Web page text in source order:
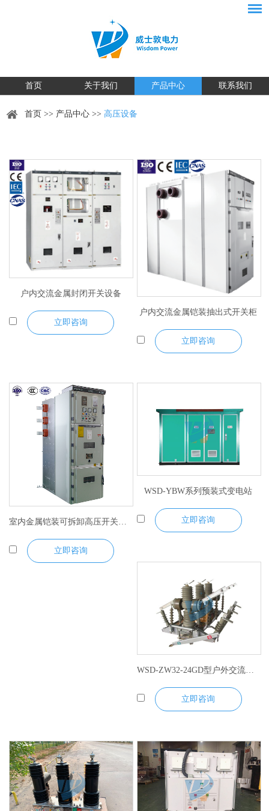
首页 关于我们 产品中心 联系我们
首页 >> 产品中心 >> 高压设备
户内交流金属封闭开关设备
立即咨询
户内交流金属铠装抽出式开关柜
立即咨询
立即咨询
WSD-YBW系列预装式变电站
立即咨询
WSD-ZW32-24GD型户外交流高压真空断路器
立即咨询